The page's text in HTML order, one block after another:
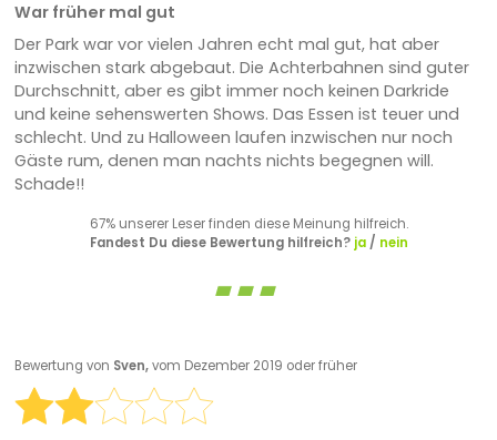
War früher mal gut
Der Park war vor vielen Jahren echt mal gut, hat aber
inzwischen stark abgebaut. Die Achterbahnen sind guter
Durchschnitt, aber es gibt immer noch keinen Darkride
und keine sehenswerten Shows. Das Essen ist teuer und
schlecht. Und zu Halloween laufen inzwischen nur noch
Gäste rum, denen man nachts nichts begegnen will.
Schade!!
67% unserer Leser finden diese Meinung hilfreich.
Fandest Du diese Bewertung hilfreich? ja/ nein
Bewertung von Sven,vom Dezember 2019 oder früher